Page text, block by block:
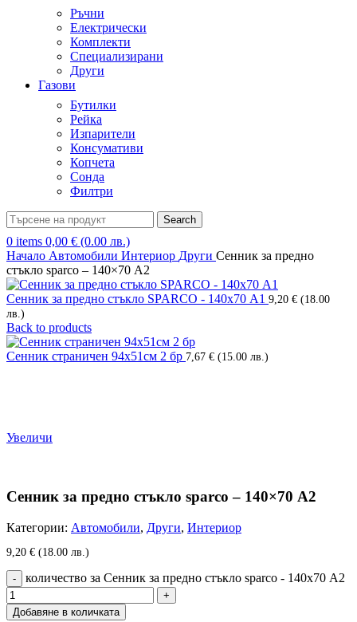
Ръчни
Електрически
Комплекти
Специализирани
Други
Газови
Бутилки
Рейка
Изпарители
Консумативи
Копчета
Сонда
Филтри
Search
0 items 0,00 € (0.00 лв.)
Начало Автомобили Интериор Други Сенник за предно
стъкло sparco – 140×70 А2
Сенник за предно стъкло SPARCO - 140x70 А1 9,20 € (18.00
лв.)
Back to products
Сенник страничен 94х51см 2 бр 7,67 € (15.00 лв.)
Увеличи
Сенник за предно стъкло sparco – 140×70 А2
Категории: Автомобили, Други, Интериор
9,20 € (18.00 лв.)
количество за Сенник за предно стъкло sparco - 140x70 А2
Добавяне в количката